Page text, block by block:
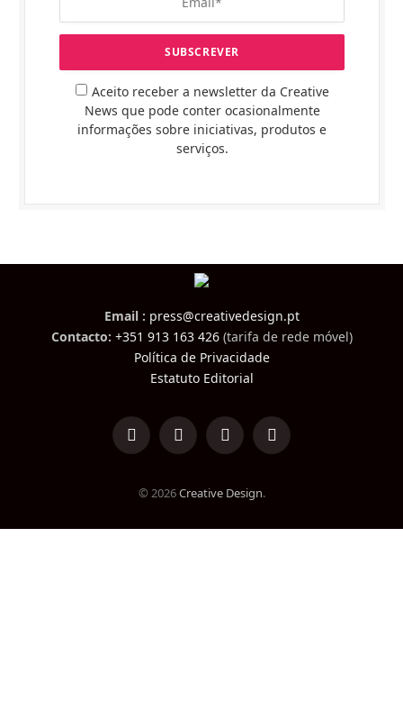
Aceito receber a newsletter da Creative
News que pode conter ocasionalmente
informações sobre iniciativas, produtos e
serviços.
Email : press@creativedesign.pt
Contacto: +351 913 163 426(tarifa de rede móvel)
Política de Privacidade
Estatuto Editorial
LinkedInFacebookInstagramTikTok
© 2026Creative Design.